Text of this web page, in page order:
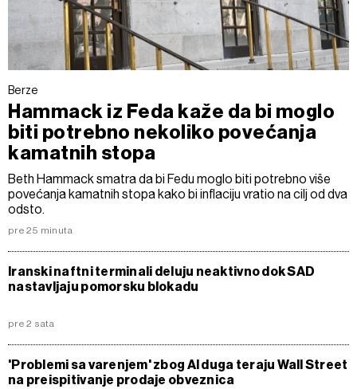
Berze
Hammack iz Feda kaže da bi moglo
biti potrebno nekoliko povećanja
kamatnih stopa
Beth Hammack smatra da bi Fedu moglo biti potrebno više
povećanja kamatnih stopa kako bi inflaciju vratio na cilj od dva
odsto.
pre 25 minuta
Iranski naftni terminali deluju neaktivno dok SAD
nastavljaju pomorsku blokadu
pre 2 sata
'Problemi sa varenjem' zbog AI duga teraju Wall Street
na preispitivanje prodaje obveznica